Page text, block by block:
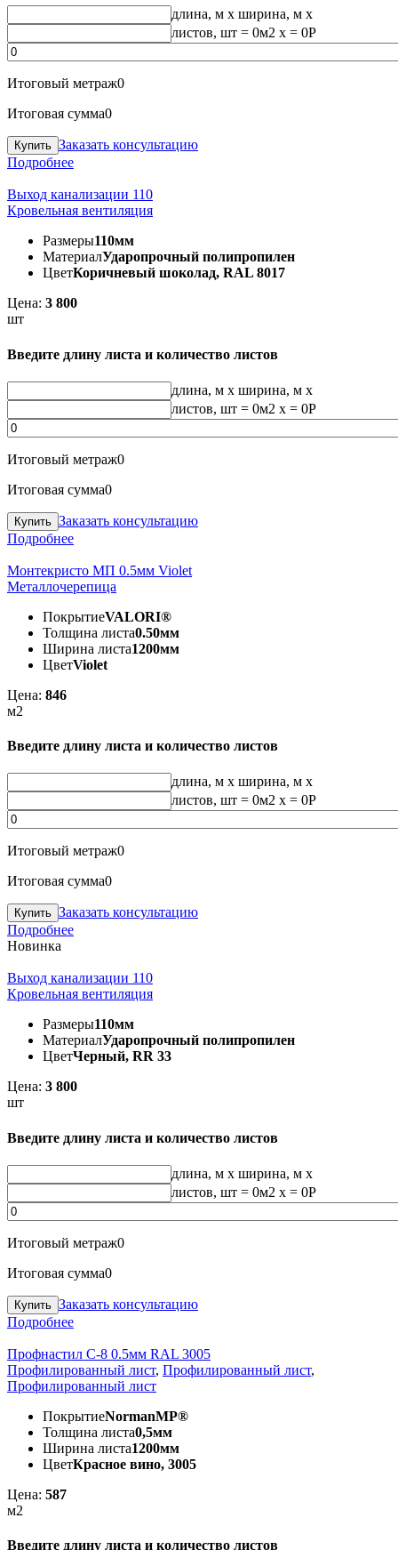
длина, м x ширина, м x
листов, шт = 0м2 x = 0Р
Итоговый метраж0
Итоговая сумма0
Заказать консультацию
Подробнее
Выход канализации 110
Кровельная вентиляция
Размеры110мм
МатериалУдаропрочный полипропилен
ЦветКоричневый шоколад, RAL 8017
Цена: 3 800
шт
Введите длину листа и количество листов
длина, м x ширина, м x
листов, шт = 0м2 x = 0Р
Итоговый метраж0
Итоговая сумма0
Заказать консультацию
Подробнее
Монтекристо МП 0.5мм Violet
Металлочерепица
ПокрытиеVALORI®
Толщина листа0.50мм
Ширина листа1200мм
ЦветViolet
Цена: 846
м2
Введите длину листа и количество листов
длина, м x ширина, м x
листов, шт = 0м2 x = 0Р
Итоговый метраж0
Итоговая сумма0
Заказать консультацию
Подробнее
Новинка
Выход канализации 110
Кровельная вентиляция
Размеры110мм
МатериалУдаропрочный полипропилен
ЦветЧерный, RR 33
Цена: 3 800
шт
Введите длину листа и количество листов
длина, м x ширина, м x
листов, шт = 0м2 x = 0Р
Итоговый метраж0
Итоговая сумма0
Заказать консультацию
Подробнее
Профнастил С-8 0.5мм RAL 3005
Профилированный лист, Профилированный лист,
Профилированный лист
ПокрытиеNormanMP®
Толщина листа0,5мм
Ширина листа1200мм
ЦветКрасное вино, 3005
Цена: 587
м2
Введите длину листа и количество листов